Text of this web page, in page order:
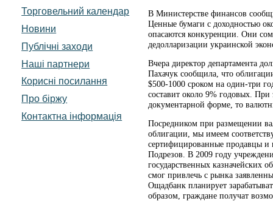
Торговельний календар
Новини
Публічні заходи
Наші партнери
Корисні посилання
Про біржу
Контактна інформація
В Министерстве финансов
Ценные бумаги с доходностью
опасаются конкуренции. Они
дедолларизации украинской
Вчера директор департамента
Пахачук сообщила, что
$500-1000 сроком на один-три
составит около 9% годовых.
документарной форме, то
Посредником при размещении
облигации, мы имеем
сертифицированные продавцы и
Подрезов. В 2009 году
государственных казначейских
смог привлечь с рынка
Ощадбанк планирует
образом, граждане получат